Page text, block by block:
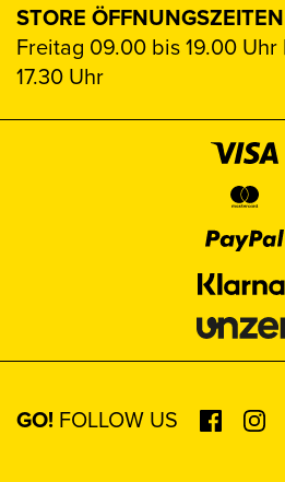
STORE ÖFFNUNGSZEITEN
Freitag 09.00 bis 19.00
17.30 Uhr
GO! FOLLOW US